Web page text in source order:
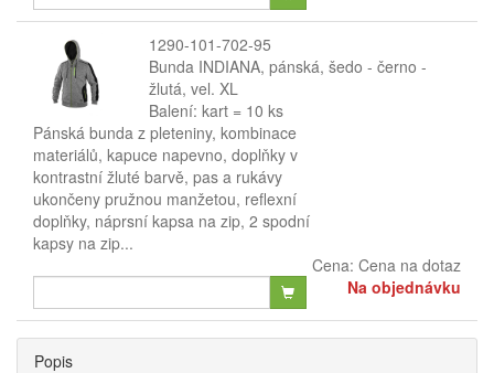
1290-101-702-95
Bunda INDIANA, pánská, šedo - černo -
žlutá, vel. XL
Balení: kart = 10 ks
Pánská bunda z pleteniny, kombinace
materiálů, kapuce napevno, doplňky v
kontrastní žluté barvě, pas a rukávy
ukončeny pružnou manžetou, reflexní
doplňky, náprsní kapsa na zip, 2 spodní
kapsy na zip...
Cena: Cena na dotaz
Na objednávku
Popis